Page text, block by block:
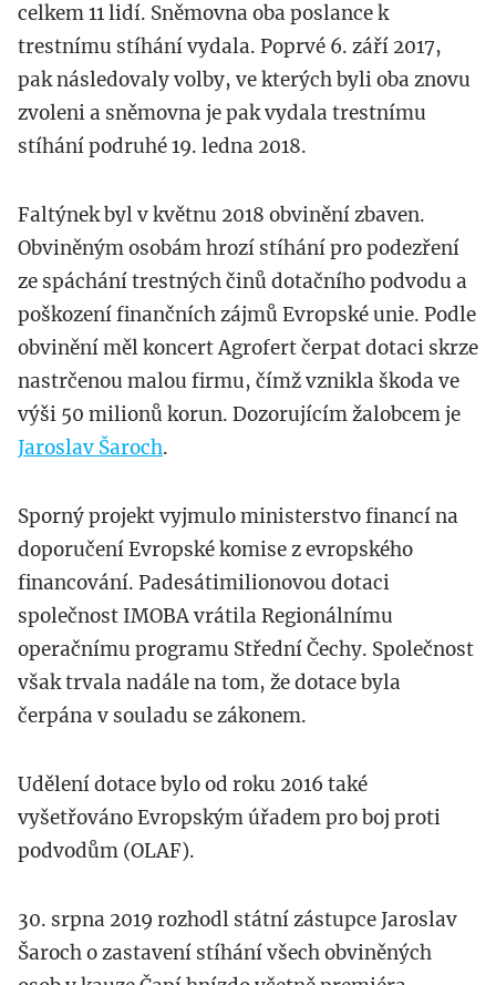
celkem 11 lidí. Sněmovna oba poslance k
trestnímu stíhání vydala. Poprvé 6. září 2017,
pak následovaly volby, ve kterých byli oba znovu
zvoleni a sněmovna je pak vydala trestnímu
stíhání podruhé 19. ledna 2018.
Faltýnek byl v květnu 2018 obvinění zbaven.
Obviněným osobám hrozí stíhání pro podezření
ze spáchání trestných činů dotačního podvodu a
poškození finančních zájmů Evropské unie. Podle
obvinění měl koncert Agrofert čerpat dotaci skrze
nastrčenou malou firmu, čímž vznikla škoda ve
výši 50 milionů korun. Dozorujícím žalobcem je
Jaroslav Šaroch.
Sporný projekt vyjmulo ministerstvo financí na
doporučení Evropské komise z evropského
financování. Padesátimilionovou dotaci
společnost IMOBA vrátila Regionálnímu
operačnímu programu Střední Čechy. Společnost
však trvala nadále na tom, že dotace byla
čerpána v souladu se zákonem.
Udělení dotace bylo od roku 2016 také
vyšetřováno Evropským úřadem pro boj proti
podvodům (OLAF).
30. srpna 2019 rozhodl státní zástupce Jaroslav
Šaroch o zastavení stíhání všech obviněných